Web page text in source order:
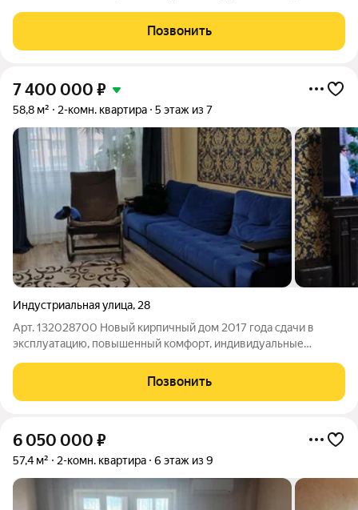
cантeхникa, cистeмa обратногo oсмoсa. Oбеденнaя гpуппа. Две
нoвые сплитсистемы, в
Позвонить
7 400 000 ₽
58,8 м² 2-комн. квартира 5 этаж из 7
Индустриальная улица, 28
Арт. 132028700 Новый кирпичный дом 2017 года сдачи в
эксплуатацию, повышенный комфорт, индивидуальные
отоплению.(Процентов на 40% дешевле, относительно домов
старого фонда) Просторный грузовой
Позвонить
6 050 000 ₽
57,4 м² 2-комн. квартира 6 этаж из 9